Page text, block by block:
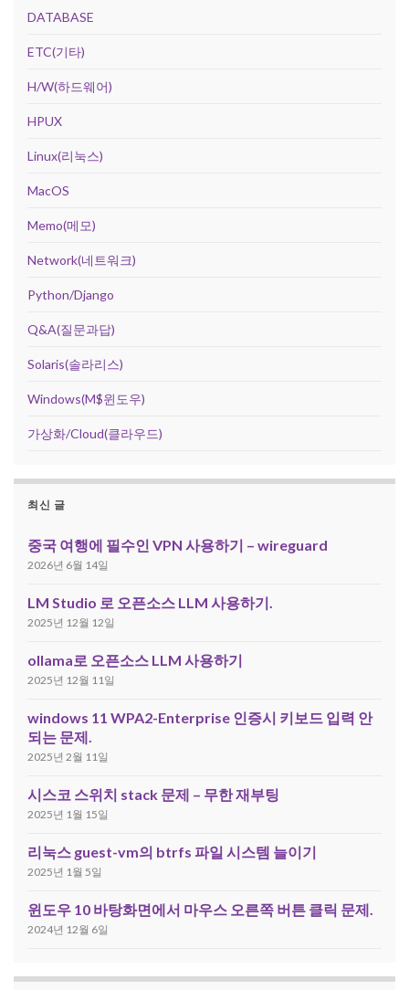
DATABASE
ETC(기타)
H/W(하드웨어)
HPUX
Linux(리눅스)
MacOS
Memo(메모)
Network(네트워크)
Python/Django
Q&A(질문과답)
Solaris(솔라리스)
Windows(M$윈도우)
가상화/Cloud(클라우드)
최신 글
중국 여행에 필수인 VPN 사용하기 – wireguard
2026년 6월 14일
LM Studio 로 오픈소스 LLM 사용하기.
2025년 12월 12일
ollama로 오픈소스 LLM 사용하기
2025년 12월 11일
windows 11 WPA2-Enterprise 인증시 키보드 입력 안
되는 문제.
2025년 2월 11일
시스코 스위치 stack 문제 – 무한 재부팅
2025년 1월 15일
리눅스 guest-vm의 btrfs 파일 시스템 늘이기
2025년 1월 5일
윈도우 10 바탕화면에서 마우스 오른쪽 버튼 클릭 문제.
2024년 12월 6일